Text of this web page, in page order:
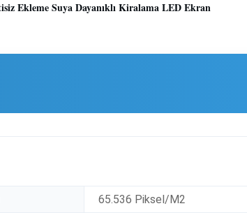
Ekleme Suya Dayanıklı Kiralama LED Ekran
65.536 Piksel/M2